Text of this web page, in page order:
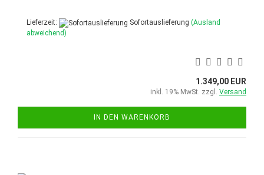
Lieferzeit: Sofortauslieferung (Ausland
abweichend)
1.349,00 EUR
inkl. 19% MwSt. zzgl. Versand
IN DEN WARENKORB